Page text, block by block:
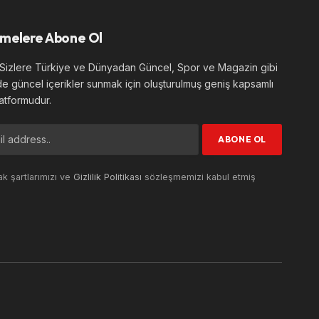
Abone Ol
Türkiye ve Dünyadan Güncel, Spor ve Magazin gibi
güncel içerikler sunmak için oluşturulmuş geniş kapsamlı
şartlarımızı ve Gizlilik Politikası sözleşmemizi kabul etmiş